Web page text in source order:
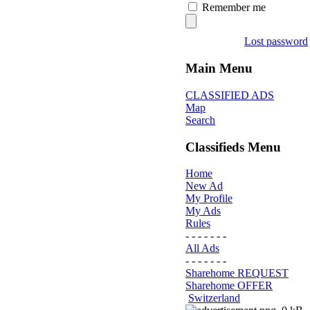
Remember me
Lost password
Main Menu
CLASSIFIED ADS
Map
Search
Classifieds Menu
Home
New Ad
My Profile
My Ads
Rules
- - - - - - -
All Ads
- - - - - - -
Sharehome REQUEST
Sharehome OFFER
Switzerland